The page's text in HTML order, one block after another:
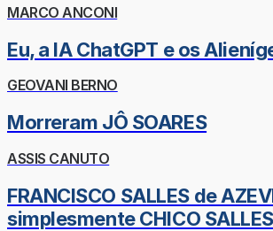
MARCO ANCONI
Eu, a IA ChatGPT e os
GEOVANI BERNO
Morreram JÔ SOARES
ASSIS CANUTO
FRANCISCO SALLES de
simplesmente CHICO